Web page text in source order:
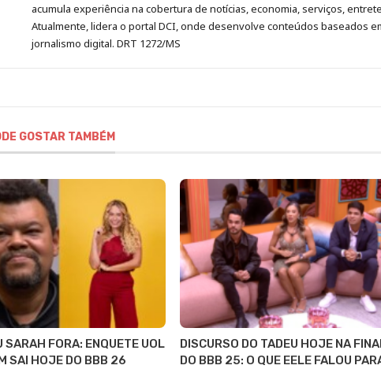
acumula experiência na cobertura de notícias, economia, serviços,
Atualmente, lidera o portal DCI, onde desenvolve conteúdos baseados
jornalismo digital. DRT 1272/MS
GOSTAR TAMBÉM
SARAH FORA: ENQUETE UOL
SAI HOJE DO BBB 26
DISCURSO DO TADEU HOJE NA
DO BBB 25: O QUE EELE FALOU